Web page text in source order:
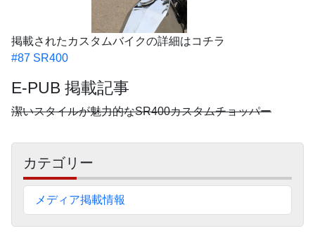
掲載されたカスタムバイクの詳細はコチラ
#87 SR400
E-PUB 掲載記事
潔いスタイルが魅力的なSR400カスタムチョッパー
サ
イ
ド
ー
カテゴリー
メディア掲載情報